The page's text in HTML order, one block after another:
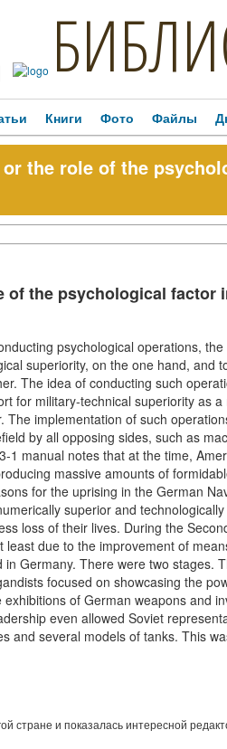
Книги Фото Файлы
the role of the
of the psychological factor
psychological operations,
superiority, on the one hand, and
The idea of conducting such
for military-technical superiority as
implementation of such
by all opposing sides, such as
manual notes that at the time,
massive amounts of
for the uprising in the German
superior and
loss of their lives. During the
due to the improvement of
Germany. There were two stages.
focused on showcasing the
of German weapons and
even allowed Soviet
and several models of tanks. This
стране и показалась интересной